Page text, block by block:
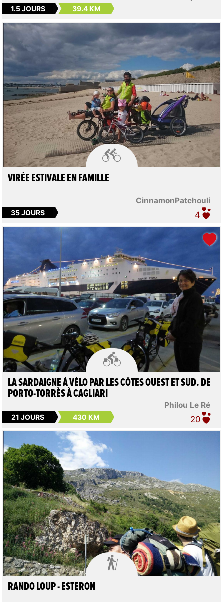
1.5 JOURS 39.4 KM

CinnamonPatchouli
VIRÉE ESTIVALE EN FAMILLE
35 JOURS 4

Philou Le Ré
LA SARDAIGNE À VÉLO PAR LES CÔTES OUEST ET SUD. DE
PORTO-TORRÈS À CAGLIARI
21 JOURS 430 KM 20

RANDO LOUP - ESTERON